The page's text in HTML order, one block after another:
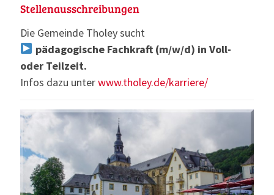
Stellenausschreibungen
Die Gemeinde Tholey sucht
pädagogische Fachkraft (m/w/d) in Voll-
oder Teilzeit.
Infos dazu unterwww.tholey.de/karriere/